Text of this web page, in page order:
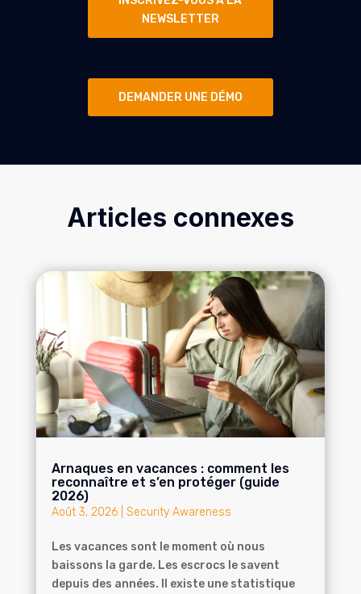
NEWSLETTER
DEMANDER UNE DÉMO
Articles connexes
Arnaques en vacances : comment les
reconnaître et s’en protéger (guide
2026)
Août 3, 2026| Security Awareness
Les vacances sont le moment où nous
baissons la garde. Les escrocs le savent
depuis des années. Il existe une statistique